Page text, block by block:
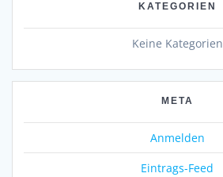
KATEGORIEN
Keine Kategorien
META
Anmelden
Eintrags-Feed